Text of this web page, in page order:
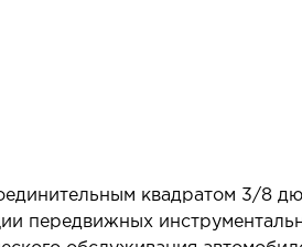
квадратом 3/8
передвижных